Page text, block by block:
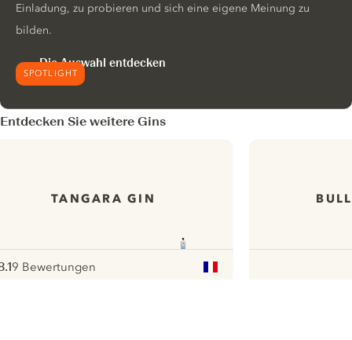
SPOTLIGHT
Einladung, zu probieren und sich eine eigene Meinung zu
bilden.
Die Auswahl entdecken
Entdecken Sie weitere Gins
TANGARA GIN
9 Bewertungen